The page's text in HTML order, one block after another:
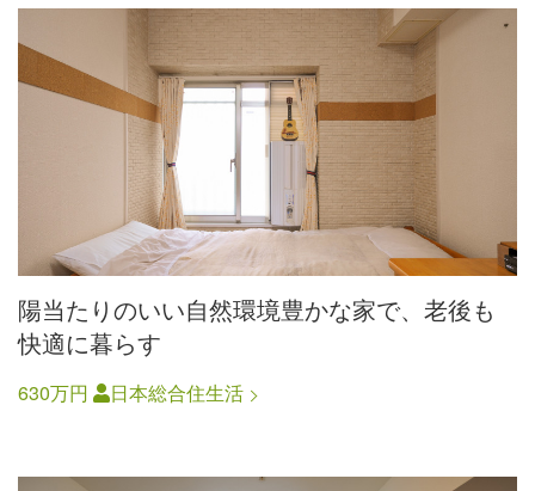
陽当たりのいい自然環境豊かな家で、老後も
快適に暮らす
630万円 日本総合住生活